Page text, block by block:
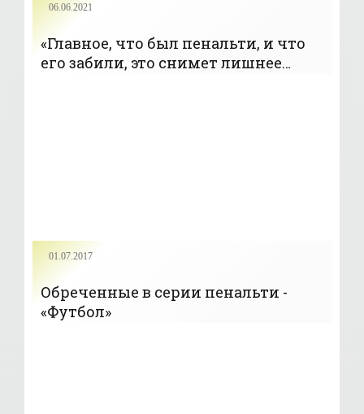
06.06.2021
«Главное, что был пенальти, и что
его забили, это снимет лишнее
01.07.2017
Обреченные в серии пенальти -
«Футбол»